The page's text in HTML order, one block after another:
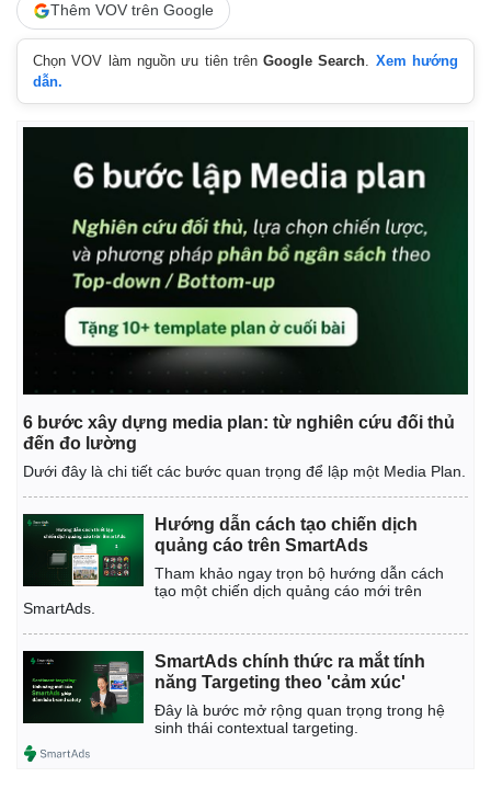
Thế giới
Quan sát
Cuộc sống đó đây
Multimedia
Video
Ảnh
E-Magazine
Infographic
Thêm VOV trên Google
Chọn VOV làm nguồn ưu tiên trênGoogle Search. Xem hướng
dẫn.
6 bước xây dựng media plan: từ nghiên cứu đối thủ
đến đo lường
Dưới đây là chi tiết các bước quan trọng để lập một Media Plan.
Hướng dẫn cách tạo chiến dịch
quảng cáo trên SmartAds
Tham khảo ngay trọn bộ hướng dẫn cách
tạo một chiến dịch quảng cáo mới trên
SmartAds.
SmartAds chính thức ra mắt tính
năng Targeting theo 'cảm xúc'
Đây là bước mở rộng quan trọng trong hệ
sinh thái contextual targeting.